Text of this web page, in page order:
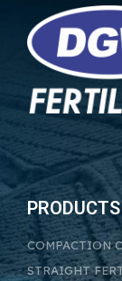
PRODUCTS
COMPACTION
STRAIGHT